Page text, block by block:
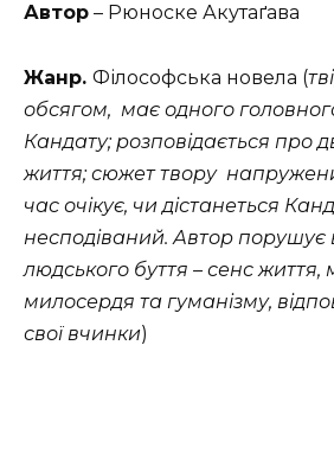
Автор – Рюноске Акутаґава
Жанр. Філософська новела (
обсягом, має одного
Кандату; розповідається про
життя; сюжет твору
час очікує, чи дістанеться
несподіваний. Автор порушує
людського буття – сенс життя,
милосердя та гуманізму,
свої вчинки)